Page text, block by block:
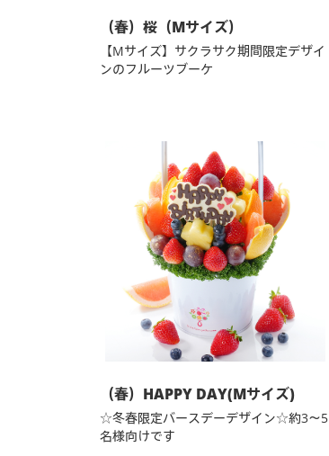
（春）桜（Mサイズ）
【Mサイズ】サクラサク期間限定デザイ
ンのフルーツブーケ
（春）HAPPY DAY(Mサイズ)
☆冬春限定バースデーデザイン☆約3～5
名様向けです